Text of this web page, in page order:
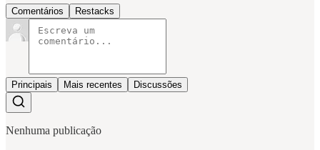
Comentários Restacks
Principais Mais recentes Discussões
Nenhuma publicação